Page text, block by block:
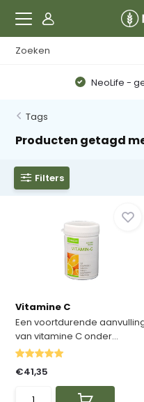
NeoLife -
Tags
Producten getagd
Filters
Vitamine C
Een voortdurende
van vitamine C onder...
€41,35